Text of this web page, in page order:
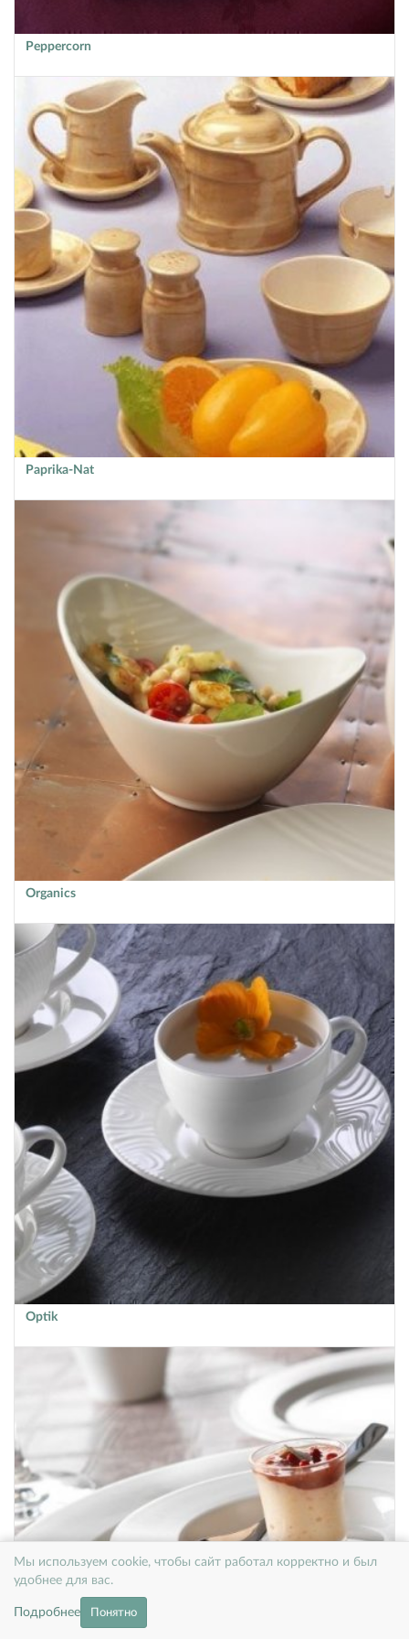
Мы используем cookie, чтобы сайт работал корректно и был
удобнее для вас.
Подробнее Понятно
Peppercorn
Paprika-Nat
Organics
Optik